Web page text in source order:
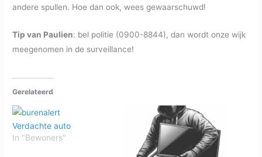
andere spullen. Hoe dan ook, wees gewaarschuwd!
Tip van Paulien: bel politie (0900-8844), dan wordt onze wijk
meegenomen in de surveillance!
Gerelateerd
Verdachte auto
In "Bewoners"